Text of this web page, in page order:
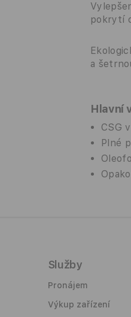
pokrytí
a
Hlavní
CSG
Plné
Služby
Pronájem
Výkup zařízení